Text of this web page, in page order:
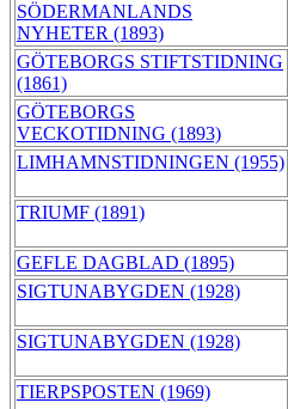
SÖDERMANLANDS
NYHETER (1893)
GÖTEBORGS STIFTSTIDNING
(1861)
GÖTEBORGS
VECKOTIDNING (1893)
LIMHAMNSTIDNINGEN (1955)
TRIUMF (1891)
GEFLE DAGBLAD (1895)
SIGTUNABYGDEN (1928)
SIGTUNABYGDEN (1928)
TIERPSPOSTEN (1969)